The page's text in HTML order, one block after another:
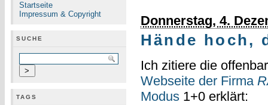
Startseite
Impressum & Copyright
SUCHE
TAGS
Donnerstag, 4.
Hände hoch,
Ich zitiere die
Webseite der Firma
Modus1+0 erklärt: